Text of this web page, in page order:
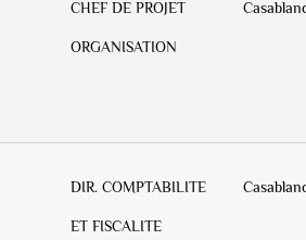
CHEF DE PROJET
ORGANISATION
DIR. COMPTABILITE
ET FISCALITE